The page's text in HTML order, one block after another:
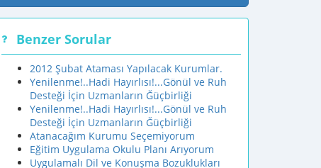
Benzer Sorular
2012 Şubat Ataması Yapılacak Kurumlar.
Yenilenme!..Hadi Hayırlısı!...Gönül ve Ruh
Desteği İçin Uzmanların Ğüçbirliği
Yenilenme!..Hadi Hayırlısı!...Gönül ve Ruh
Desteği İçin Uzmanların Ğüçbirliği
Atanacağım Kurumu Seçemiyorum
Eğitim Uygulama Okulu Planı Arıyorum
Uygulamalı Dil ve Konuşma Bozuklukları